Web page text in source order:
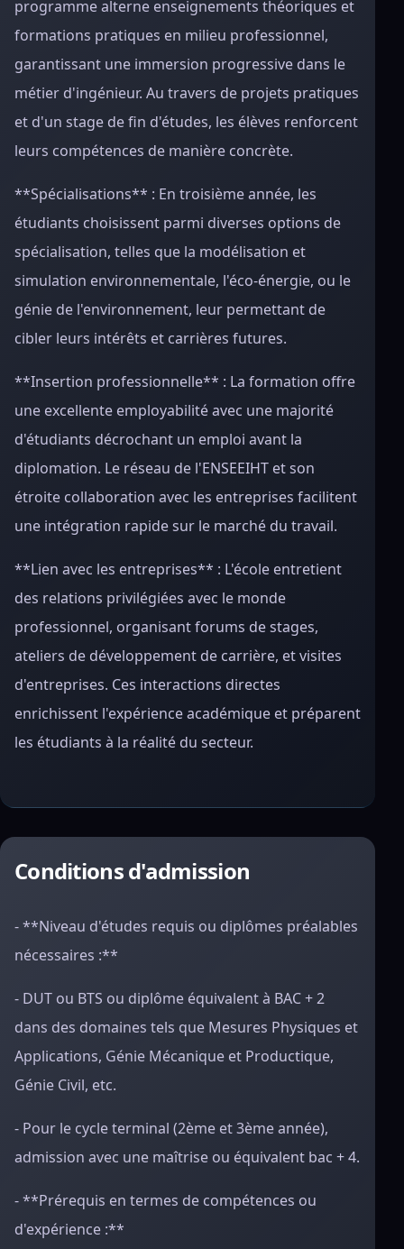
programme alterne enseignements théoriques et
formations pratiques en milieu professionnel,
garantissant une immersion progressive dans le
métier d'ingénieur. Au travers de projets pratiques
et d'un stage de fin d'études, les élèves renforcent
leurs compétences de manière concrète.
**Spécialisations** : En troisième année, les
étudiants choisissent parmi diverses options de
spécialisation, telles que la modélisation et
simulation environnementale, l'éco-énergie, ou le
génie de l'environnement, leur permettant de
cibler leurs intérêts et carrières futures.
**Insertion professionnelle** : La formation offre
une excellente employabilité avec une majorité
d'étudiants décrochant un emploi avant la
diplomation. Le réseau de l'ENSEEIHT et son
étroite collaboration avec les entreprises facilitent
une intégration rapide sur le marché du travail.
**Lien avec les entreprises** : L'école entretient
des relations privilégiées avec le monde
professionnel, organisant forums de stages,
ateliers de développement de carrière, et visites
d'entreprises. Ces interactions directes
enrichissent l'expérience académique et préparent
les étudiants à la réalité du secteur.
Conditions d'admission
- **Niveau d'études requis ou diplômes préalables
nécessaires :**
- DUT ou BTS ou diplôme équivalent à BAC + 2
dans des domaines tels que Mesures Physiques et
Applications, Génie Mécanique et Productique,
Génie Civil, etc.
- Pour le cycle terminal (2ème et 3ème année),
admission avec une maîtrise ou équivalent bac + 4.
- **Prérequis en termes de compétences ou
d'expérience :**